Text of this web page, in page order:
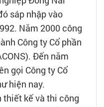
sáp nhập vào
Năm 2000 công
Công ty Cổ phần
Đến năm
gọi Công ty Cổ
hiện nay.
thiết kế và thi công